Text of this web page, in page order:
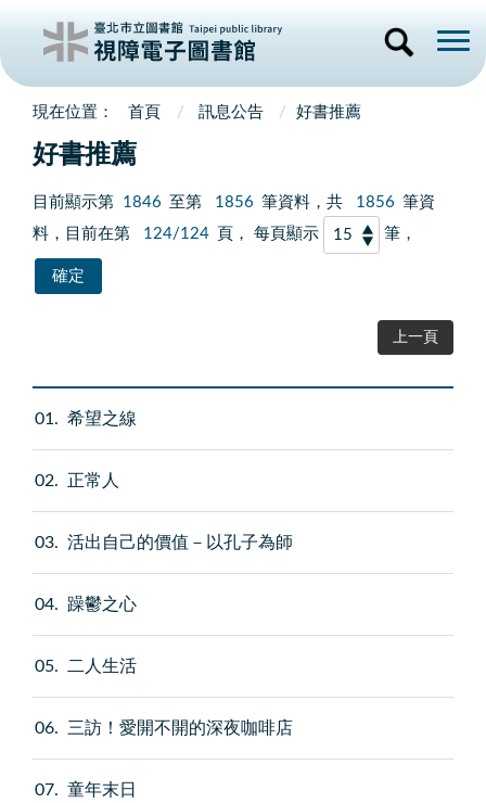
首頁 訊息公告 好書推薦
好書推薦
目前顯示第 1846 至第 1856 筆資料，共 1856 筆資
料，目前在第
124/124 頁， 每頁顯示 筆，
上一頁
01 希望之線
02 正常人
03 活出自己的價值－以孔子為師
04 躁鬱之心
05 二人生活
06 三訪！愛開不開的深夜咖啡店
07 童年末日